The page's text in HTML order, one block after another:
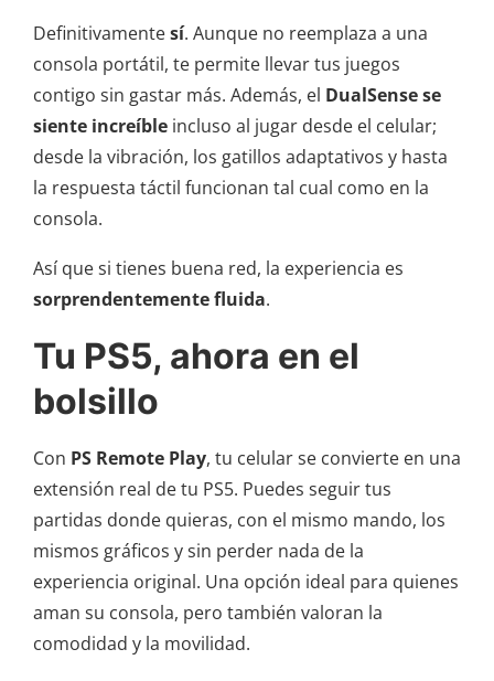
Definitivamentesí. Aunque no reemplaza a una
consola portátil, te permite llevar tus juegos
contigo sin gastar más. Además, el DualSense se
siente increíble incluso al jugar desde el celular;
desde la vibración, los gatillos adaptativos y hasta
la respuesta táctil funcionan tal cual como en la
consola.
Así que si tienes buena red, la experiencia es
sorprendentemente fluida.
Tu PS5, ahora en el
bolsillo
Con PS Remote Play, tu celular se convierte en una
extensión real de tu PS5. Puedes seguir tus
partidas donde quieras, con el mismo mando, los
mismos gráficos y sin perder nada de la
experiencia original. Una opción ideal para quienes
aman su consola, pero también valoran la
comodidad y la movilidad.